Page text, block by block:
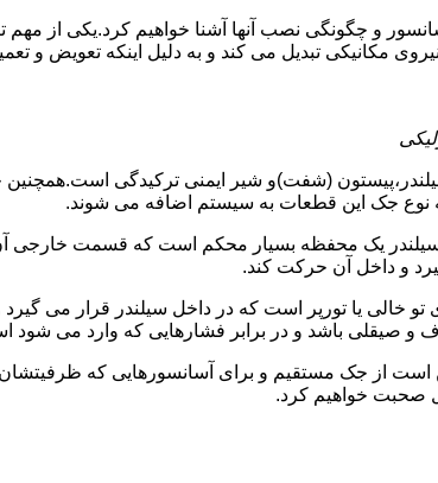
و چگونگی نصب آنها آشنا خواهیم کرد.یکی
مکانیکی تبدیل می کند و به دلیل اینکه تعویض
(شفت)و شیر ایمنی ترکیدگی است.همچنین
نوع جک این قطعات به سیستم اضافه می شوند.
یک محفظه بسیار محکم است که قسمت خارجی
و داخل آن حرکت کند.
تو خالی یا تورپر است که در داخل سیلندر قرار می
صیقلی باشد و در برابر فشارهایی که وارد می شود
صحبت خواهیم کرد.